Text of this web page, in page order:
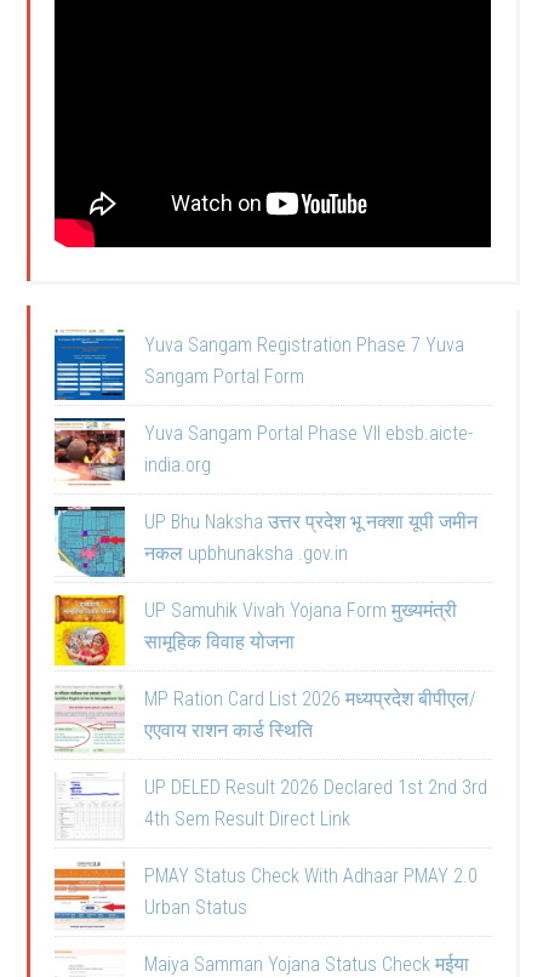
Yuva Sangam Registration Phase 7 Yuva
Sangam Portal Form
Yuva Sangam Portal Phase VII ebsb.aicte-
india.org
UP Bhu Naksha उत्तर प्रदेश भू नक्शा यूपी जमीन
नकल upbhunaksha .gov.in
UP Samuhik Vivah Yojana Form मुख्यमंत्री
सामूहिक विवाह योजना
MP Ration Card List 2026 मध्यप्रदेश बीपीएल/
एएवाय राशन कार्ड स्थिति
UP DELED Result 2026 Declared 1st 2nd 3rd
4th Sem Result Direct Link
PMAY Status Check With Adhaar PMAY 2.0
Urban Status
Maiya Samman Yojana Status Check मईया